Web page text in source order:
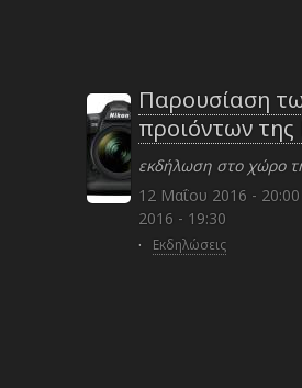
Παρουσίαση
προιόντων της
εκδήλωση στο χώρο
12 Μαΐου 2016 - 20:00
2016 - 19:30
· Εκδηλώσεις